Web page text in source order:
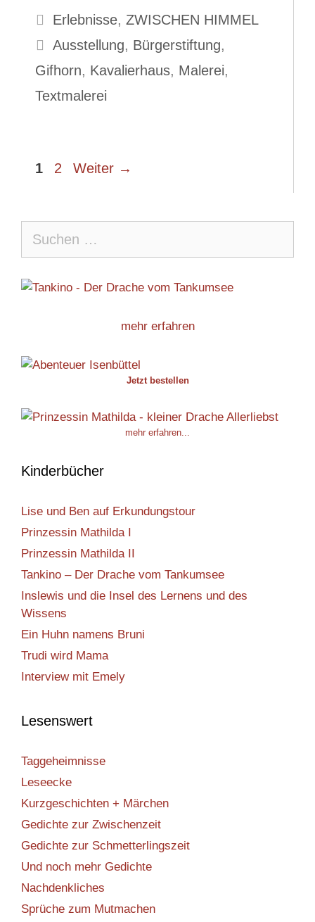
Kategorien
Erlebnisse, ZWISCHEN HIMMEL
Schlagwörter
Ausstellung, Bürgerstiftung,
Gifhorn, Kavalierhaus, Malerei,
Textmalerei
Seite
1 Seite
2 Weiter →
nach:
mehr erfahren
Jetzt bestellen
mehr erfahren...
Kinderbücher
Lise und Ben auf Erkundungstour
Prinzessin Mathilda I
Prinzessin Mathilda II
Tankino – Der Drache vom Tankumsee
Inslewis und die Insel des Lernens und des
Wissens
Ein Huhn namens Bruni
Trudi wird Mama
Interview mit Emely
Lesenswert
Taggeheimnisse
Leseecke
Kurzgeschichten + Märchen
Gedichte zur Zwischenzeit
Gedichte zur Schmetterlingszeit
Und noch mehr Gedichte
Nachdenkliches
Sprüche zum Mutmachen